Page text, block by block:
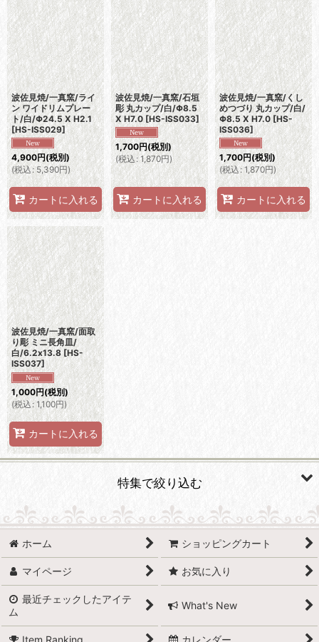
波佐見焼/一真窯/ライ
ン ワイドリムプレー
ト/白/Φ24.5 X H2.1
[HS-ISS029]
4,900円(税別)
(税込: 5,390円)
カートに入れる
波佐見焼/一真窯/石垣
彫 丸カップ/白/Φ8.5
X H7.0 [HS-ISS033]
1,700円(税別)
(税込 : 1,870円)
カートに入れる
波佐見焼/一真窯/くし
めつづり 丸カップ/白/
Φ8.5 X H7.0 [HS-
ISS036]
1,700円(税別)
(税込: 1,870円)
カートに入れる
波佐見焼/一真窯/面取
り彫 ミニ長角皿/
白/6.2x13.8 [HS-
ISS037]
1,000円(税別)
(税込: 1,100円)
カートに入れる
特集で絞り込む
有田焼
波佐見焼
萩焼
ホーム ショッピングカート
マイページ お気に入り
最近チェックしたアイテ
ム
What's New
Item Ranking カレンダー